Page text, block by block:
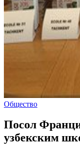
Общество
Посол
узбекским